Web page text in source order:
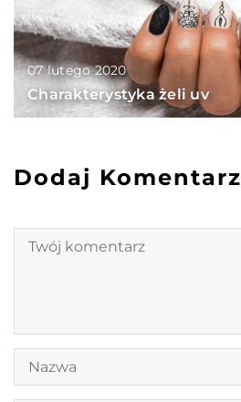
07 lutego 2020
Charakterystyka żeli uv
Dodaj Komentarz